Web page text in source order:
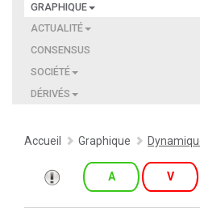
GRAPHIQUE
ACTUALITÉ
CONSENSUS
SOCIÉTÉ
DÉRIVÉS
Accueil Graphique
A V